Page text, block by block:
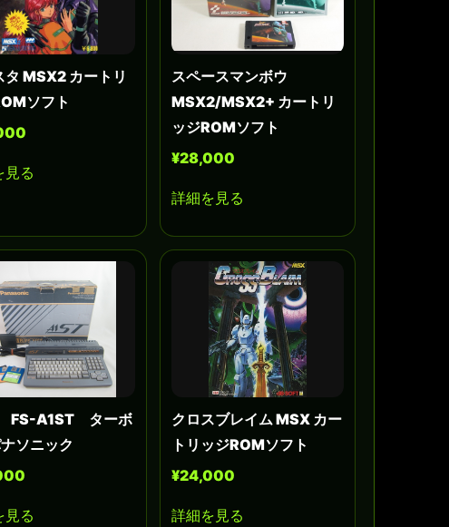
タ MSX2 カートリ
ソフト
見る
スペースマンボウ
MSX2/MSX2+ カートリ
ッジROMソフト
¥28,000
詳細を見る
FS-A1ST ターボ
ソニック
見る
クロスブレイム MSX カー
トリッジROMソフト
¥24,000
詳細を見る